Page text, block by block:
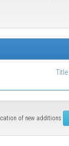
Title
of new additions